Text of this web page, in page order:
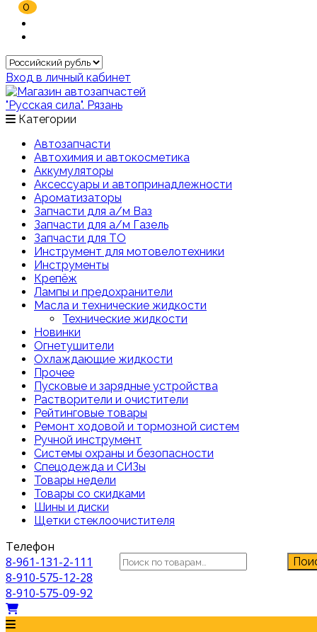
Вход в личный кабинет
Категории
Автозапчасти
Автохимия и автокосметика
Аккумуляторы
Аксессуары и автопринадлежности
Ароматизаторы
Запчасти для а/м Ваз
Запчасти для а/м Газель
Запчасти для ТО
Инструмент для мотовелотехники
Инструменты
Крепёж
Лампы и предохранители
Масла и технические жидкости
Технические жидкости
Новинки
Огнетушители
Охлаждающие жидкости
Прочее
Пусковые и зарядные устройства
Растворители и очистители
Рейтинговые товары
Ремонт ходовой и тормозной систем
Ручной инструмент
Системы охраны и безопасности
Спецодежда и СИЗы
Товары недели
Товары со скидками
Шины и диски
Щетки стеклоочистителя
Искать:
Телефон
8-961-131-2-111
8-910-575-12-28
8-910-575-09-92
0